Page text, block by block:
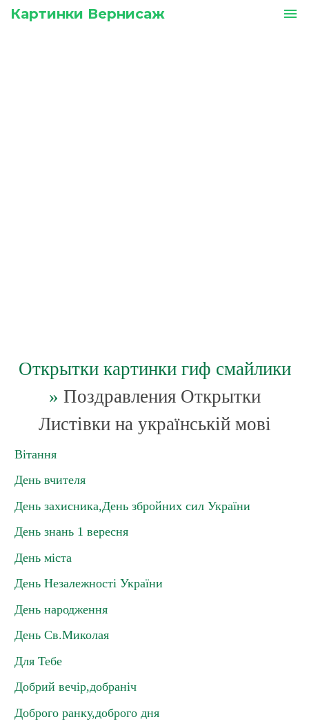
Картинки Вернисаж menu
Открытки картинки гиф смайлики
» Поздравления Открытки
Листівки на українській мові
Вітання
День вчителя
День захисника,День збройних сил України
День знань 1 вересня
День міста
День Незалежності України
День народження
День Св.Миколая
Для Тебе
Добрий вечір,добраніч
Доброго ранку,доброго дня